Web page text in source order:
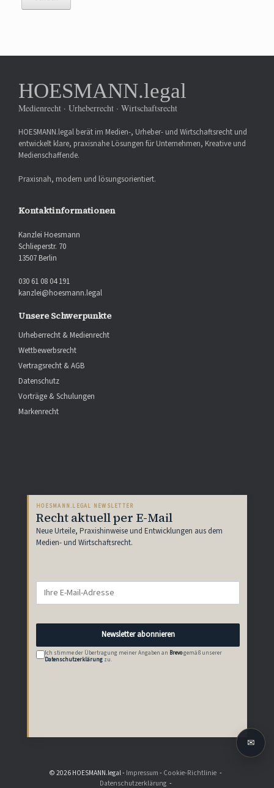
HOESMANN.legal
Medienrecht · Urheberrecht · Wirtschaftsrecht
HOESMANN.legal berät im Medien-, Urheber- und Wirtschaftsrecht und
entwickelt klare, praxisnahe Lösungen für Unternehmen, Kreative und
Medienschaffende.
Praxisnah, modern und lösungsorientiert.
Kontaktinformationen
Kanzlei Hoesmann
Schlieperstr. 70
13507 Berlin
030 61 08 04 191
kanzlei@hoesmann.legal
Unsere Schwerpunkte
Urheberrecht & Medienrecht
Wettbewerbsrecht
Vertragsrecht & AGB
Datenschutz
Vorträge & Schulungen
Markenrecht
HOESMANN.LEGAL NEWSLETTER
Recht aktuell per E-Mail
Neue Urteile, Praxishinweise und Entwicklungen aus dem
Medien- und Wirtschaftsrecht.
Newsletter abonnieren
Ich stimme der Übertragung meiner Angaben an Brevogemäß unserer
Datenschutzerklärung zu.
© 2026 HOESMANN.legal - Impressum- Cookie-Richtlinie
Datenschutzerklärung
✉